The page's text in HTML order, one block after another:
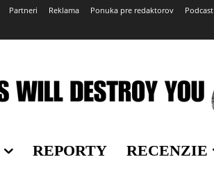
Partneri Reklama Ponuka pre redaktorov Podcast
REPORTY RECENZIE